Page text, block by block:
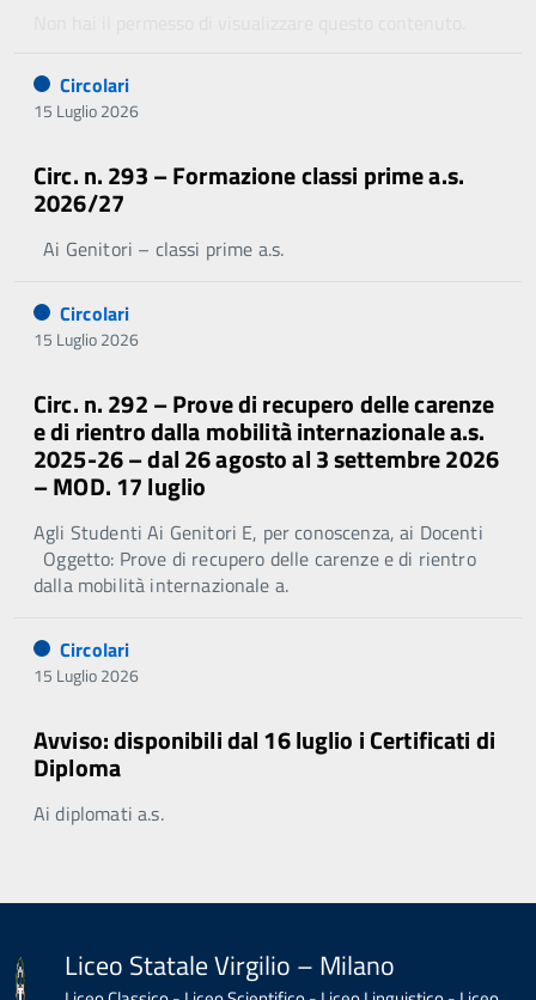
Circolari
15 Luglio 2026
Circ. n. 293 – Formazione classi prime a.s.
2026/27
Ai Genitori – classi prime a.s.
Circolari
15 Luglio 2026
Circ. n. 292 – Prove di recupero delle carenze
e di rientro dalla mobilità internazionale a.s.
2025-26 – dal 26 agosto al 3 settembre 2026
– MOD. 17 luglio
Agli Studenti Ai Genitori E, per conoscenza, ai Docenti
Oggetto: Prove di recupero delle carenze e di rientro
dalla mobilità internazionale a.
Circolari
15 Luglio 2026
Avviso: disponibili dal 16 luglio i Certificati di
Diploma
Ai diplomati a.s.
Liceo Statale Virgilio – Milano